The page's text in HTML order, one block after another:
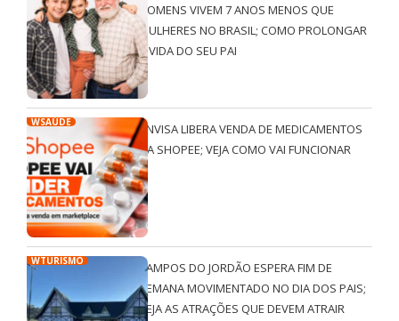
HOMENS VIVEM 7 ANOS MENOS QUE
MULHERES NO BRASIL; COMO PROLONGAR
A VIDA DO SEU PAI
WSAÚDE
ANVISA LIBERA VENDA DE MEDICAMENTOS
NA SHOPEE; VEJA COMO VAI FUNCIONAR
WTURISMO
CAMPOS DO JORDÃO ESPERA FIM DE
SEMANA MOVIMENTADO NO DIA DOS PAIS;
VEJA AS ATRAÇÕES QUE DEVEM ATRAIR